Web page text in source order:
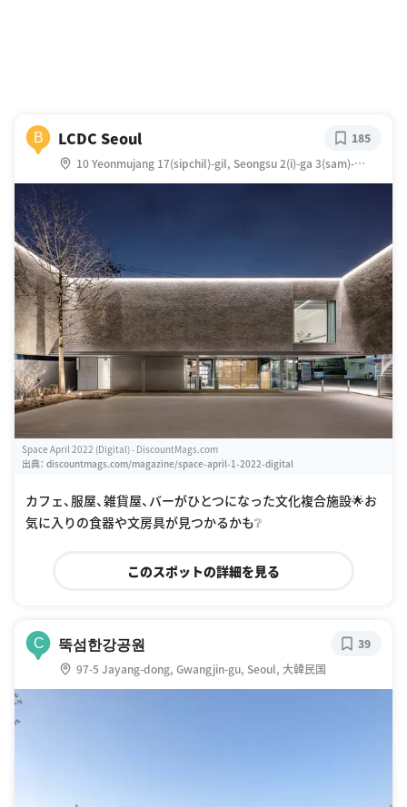
B LCDC Seoul
10 Yeonmujang 17(sipchil)-gil, Seongsu 2(i)-ga 3(sam)-
dong, Seongdong-gu, Seoul, 大韓民国/ソウル特別市 城東区
練武場17キル 10/ソウル特別市 城東区 聖水洞2街 275-28
185
Space April 2022 (Digital) - DiscountMags.com
出典： discountmags.com/magazine/space-april-1-2022-digital
カフェ、服屋、雑貨屋、バーがひとつになった文化複合施設🌟お
気に入りの食器や文房具が見つかるかも❔
このスポットの詳細を見る
C 뚝섬한강공원
97-5 Jayang-dong, Gwangjin-gu, Seoul, 大韓民国
39